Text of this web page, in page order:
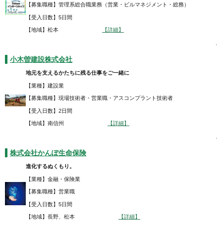
【募集職種】管理系総合職業務（営業・ビルマネジメント・総務）
【受入日数】5日間
【地域】松本 【詳細】
.
小木曽建設株式会社
地元を支えるかたちに残る仕事をご一緒に
【業種】建設業
【募集職種】現場技術者・営業職・アスコンプラント技術者
【受入日数】2日間
【地域】南信州 【詳細】
.
株式会社かんぽ生命保険
進化するぬくもり。
【業種】金融・保険業
【募集職種】営業職
【受入日数】5日間
【地域】長野、松本 【詳細】